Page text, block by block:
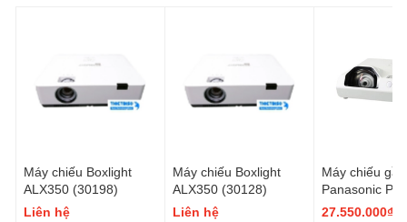
Máy chiếu Boxlight
ALX350 (30198)
Liên hệ
Máy chiếu Boxlight
ALX350 (30128)
Liên hệ
Máy chiếu gần
Panasonic PT-
TW381R
27.550.000₫